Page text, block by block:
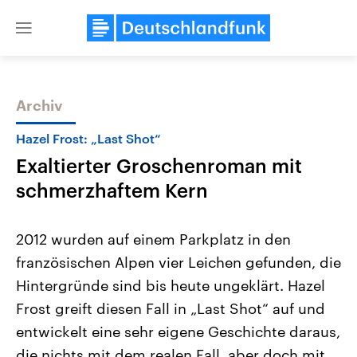
Close
Themen
USA
Aktuelle Beiträge, Analysen und
Hintergründe
Wirtschaftlich und militärisch
gehören die Vereinigten Staaten zu
den mächtigsten Ländern der Erde,
mit großem Einfluss auf das
Nahostkonflikt
Aktuelle Lage und
Der Überfall der
Terrororganisation Hamas
Oktober 2023 auf Israel
Region wieder die Gewalt
Israel möchte die Hamas
Archiv
Hazel Frost: „Last Shot“
Exaltierter Groschenroman mit
schmerzhaftem Kern
2012 wurden auf einem Parkplatz in den
französischen Alpen vier Leichen gefunden, die
Hintergründe sind bis heute ungeklärt. Hazel
Frost greift diesen Fall in „Last Shot“ auf und
entwickelt eine sehr eigene Geschichte daraus,